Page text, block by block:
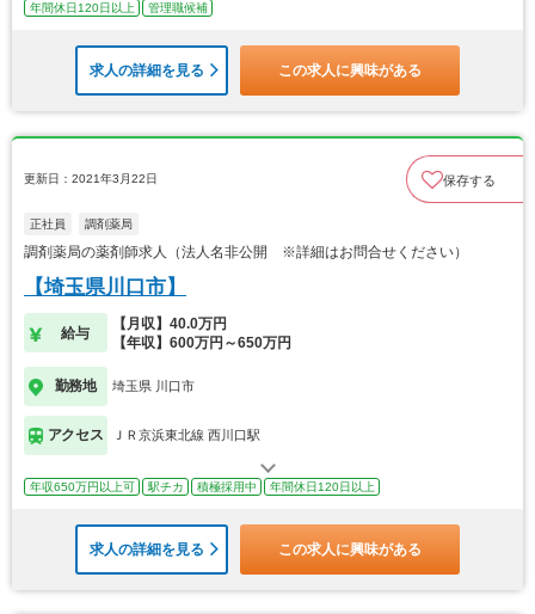
年間休日120日以上 管理職候補
求人の詳細を見る この求人に興味がある
更新日：2021年3月22日 保存する
正社員 調剤薬局
調剤薬局の薬剤師求人（法人名非公開 ※詳細はお問合せください）
【埼玉県川口市】
給与
【月収】40.0万円
【年収】600万円～650万円
勤務地 埼玉県 川口市
アクセス ＪＲ京浜東北線 西川口駅
年収650万円以上可 駅チカ 積極採用中 年間休日120日以上
求人の詳細を見る この求人に興味がある